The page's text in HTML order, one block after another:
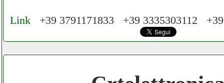
Cerchiamo Collaboratori per Lavoro nel
Mese
Link+39 3791171833 +39 3335303112